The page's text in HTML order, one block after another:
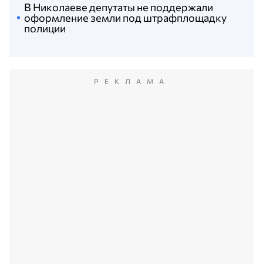
В Николаеве депутаты не поддержали
оформление земли под штрафплощадку
полиции
РЕКЛАМА